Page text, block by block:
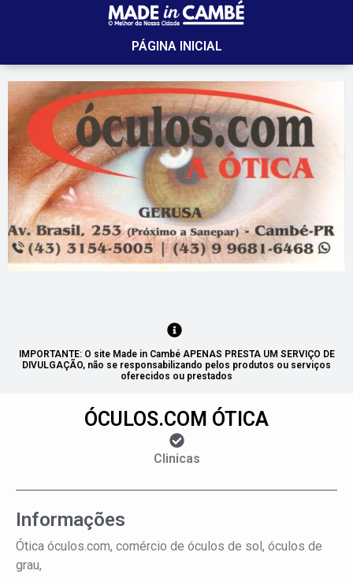
PÁGINA INICIAL
IMPORTANTE: O site Made in Cambé APENAS PRESTA UM SERVIÇO DE
DIVULGAÇÃO, não se responsabilizando pelos produtos ou serviços
oferecidos ou prestados
ÓCULOS.COM ÓTICA
Clinicas
Informações
Ótica óculos.com, comércio de óculos de sol, óculos de
grau,